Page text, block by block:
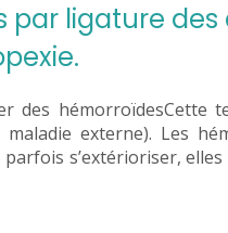
ligature
des hémorroïdesCette
externe). Les
parfois s’extérioriser,